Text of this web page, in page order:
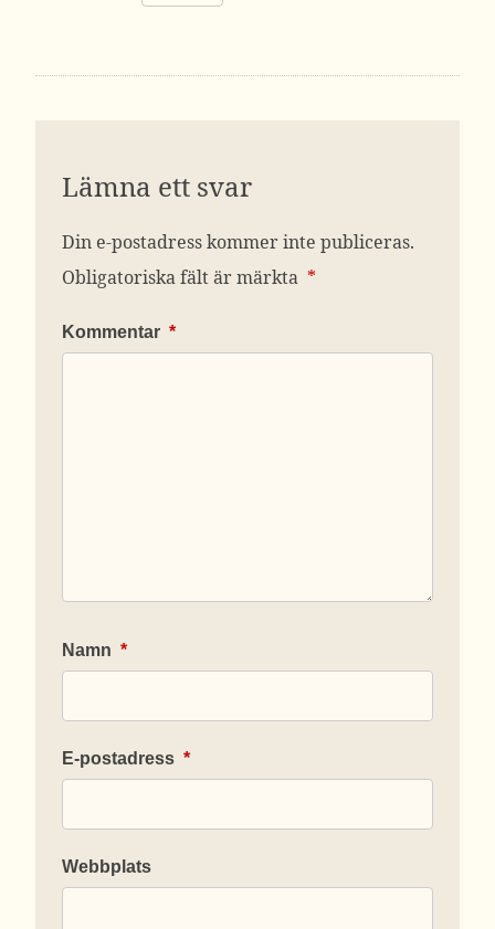
Lämna ett svar
Din e-postadress kommer inte publiceras.
Obligatoriska fält är märkta *
Kommentar *
Namn *
E-postadress *
Webbplats